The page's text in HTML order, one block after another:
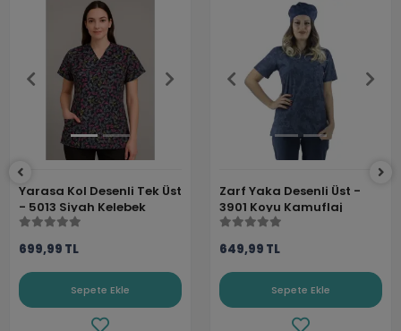
Yarasa Kol Desenli Tek Üst
- 5013 Siyah Kelebek
699,99 TL
Sepete Ekle
Zarf Yaka Desenli Üst -
3901 Koyu Kamuflaj
649,99 TL
Sepete Ekle